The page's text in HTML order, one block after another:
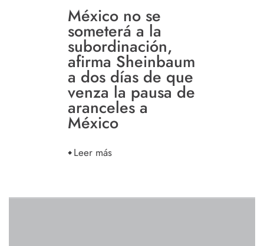
México no se
someterá a la
subordinación,
afirma Sheinbaum
a dos días de que
venza la pausa de
aranceles a
México
Leer más